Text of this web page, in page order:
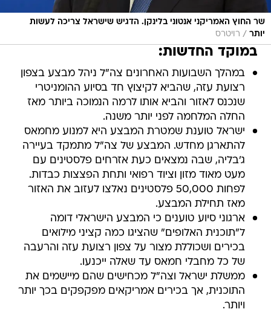
שר החוץ האמריקני אנטוני בלינקן. הדגיש שישראל צריכה לעשות
יותר / רויטרס
במוקד החדשות:
במהלך השבועות האחרונים צה"ל ניהל מבצע בצפון
רצועת עזה, שהביא לקיצוץ חד בסיוע ההומניטרי
שנכנס לאזור והביא אותו לרמה הנמוכה ביותר מאז
החלה המלחמה לפני יותר משנה.
ישראל טוענת שמטרת המבצע היא למנוע מחמאס
להתארגן מחדש. המבצע של צה"ל מתמקד בעיירה
ג'בליה, שבה נמצאים כעת אזרחים פלסטינים עם
מעט מאוד מזון וציוד רפואי ותחת הפצצות כבדות.
לפחות 50,000 פלסטינים נאלצו לעזוב את האזור
מאז תחילת המבצע.
ארגוני סיוע טוענים כי המבצע הישראלי דומה
ל"תוכנית האלופים" שהציגו כמה קציני מילואים
בכירים ושכוללת מצור על צפון רצועת עזה והרעבה
של כל מחבלי חמאס עד שאלה ייכנעו.
ממשלת ישראל וצה"ל מכחישים שהם מיישמים את
התוכנית, אך בכירים אמריקאים מפקפקים בכך יותר
ויותר.